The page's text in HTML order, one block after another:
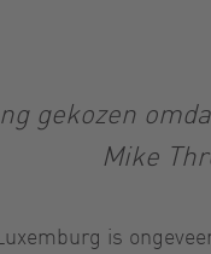
gekozen
Mike
is